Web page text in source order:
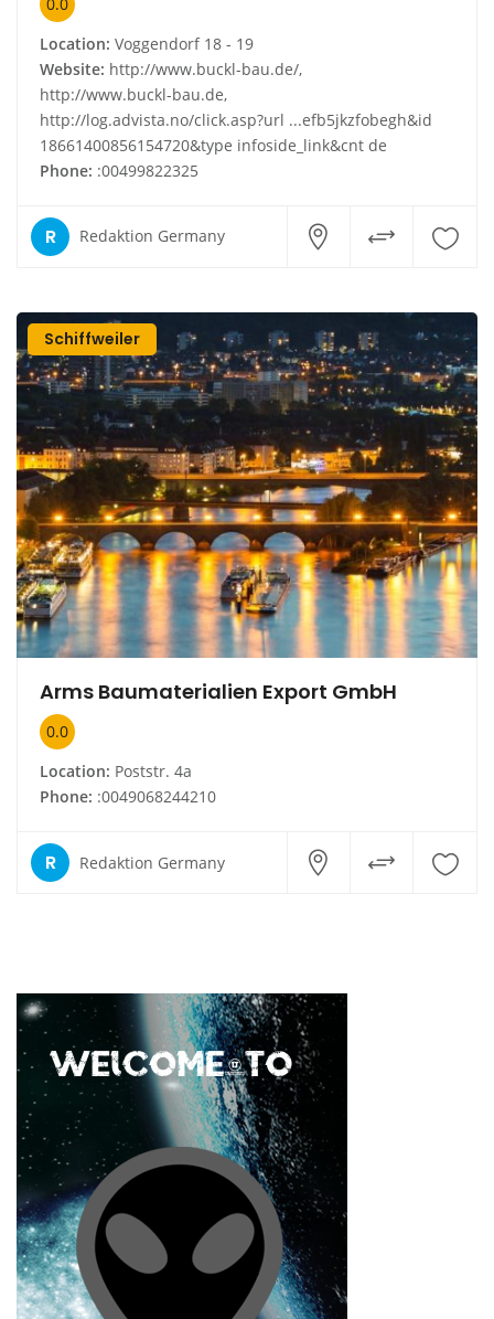
Location: Voggendorf 18 - 19
Website: http://www.buckl-bau.de/,
http://www.buckl-bau.de,
http://log.advista.no/click.asp?url ...efb5jkzfobegh&id
18661400856154720&type infoside_link&cnt de
Phone: :00499822325
R Redaktion Germany
Schiffweiler
Arms Baumaterialien Export GmbH
0.0
Location: Poststr. 4a
Phone: :0049068244210
R Redaktion Germany